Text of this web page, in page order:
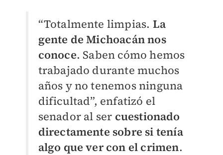
“Totalmente limpias. La
gente de Michoacán nos
conoce. Saben cómo hemos
trabajado durante muchos
años y no tenemos ninguna
dificultad”, enfatizó el
senador al ser cuestionado
directamente sobre si tenía
algo que ver con el crimen.